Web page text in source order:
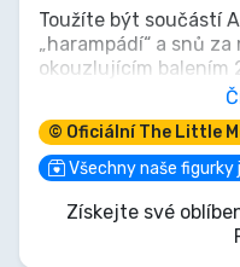
Toužíte být součástí
„harampádí“ a snů
okouzlujícím balením
zvědavá princezna
suchozemské
Šupinka nyní
figurky zachycují
nádhernými detaily.
„chudinka nešťastná
© Oficiální The Little
Všechny naše
Získejte své